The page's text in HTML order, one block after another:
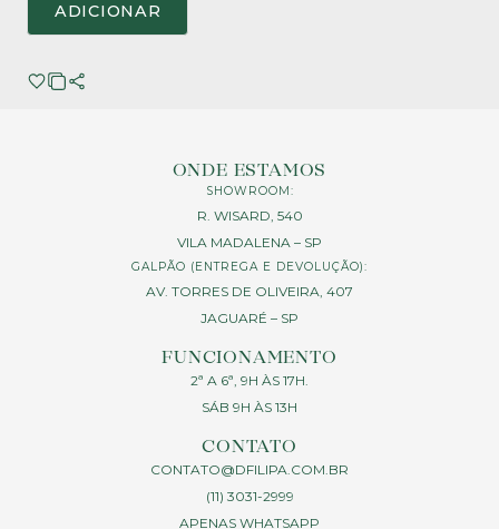
ADICIONAR
ONDE ESTAMOS
SHOWROOM:
R. WISARD, 540
VILA MADALENA – SP
GALPÃO (ENTREGA E DEVOLUÇÃO):
AV. TORRES DE OLIVEIRA, 407
JAGUARÉ – SP
FUNCIONAMENTO
2ª A 6ª, 9H ÀS 17H.
SÁB 9H ÀS 13H
CONTATO
CONTATO@DFILIPA.COM.BR
(11) 3031-2999
APENAS WHATSAPP